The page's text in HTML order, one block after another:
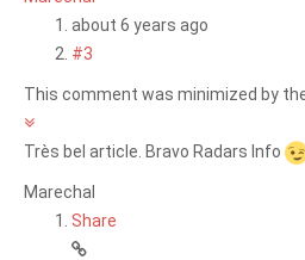
about 6 years ago
#3
This comment was minimized by
Très bel article. Bravo Radars Info
Marechal
Share